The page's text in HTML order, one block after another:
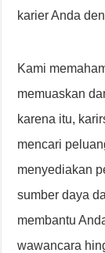
karier Anda
Kami
memuaskan
karena itu,
mencari
menyediakan
sumber daya
membantu
wawancara